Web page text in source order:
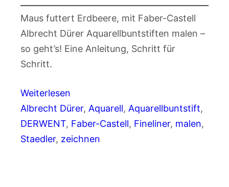
Maus futtert Erdbeere, mit Faber-Castell
Albrecht Dürer Aquarellbuntstiften malen –
so geht’s! Eine Anleitung, Schritt für
Schritt.
Weiterlesen
Albrecht Dürer, Aquarell, Aquarellbuntstift
DERWENT, Faber-Castell, Fineliner, malen
Staedler, zeichnen